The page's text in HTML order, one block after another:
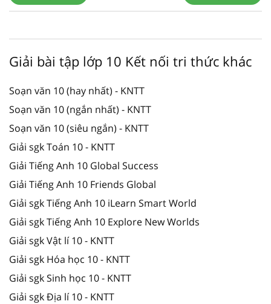
Giải bài tập lớp 10 Kết nối tri thức khác
Soạn văn 10 (hay nhất) - KNTT
Soạn văn 10 (ngắn nhất) - KNTT
Soạn văn 10 (siêu ngắn) - KNTT
Giải sgk Toán 10 - KNTT
Giải Tiếng Anh 10 Global Success
Giải Tiếng Anh 10 Friends Global
Giải sgk Tiếng Anh 10 iLearn Smart World
Giải sgk Tiếng Anh 10 Explore New Worlds
Giải sgk Vật lí 10 - KNTT
Giải sgk Hóa học 10 - KNTT
Giải sgk Sinh học 10 - KNTT
Giải sgk Địa lí 10 - KNTT